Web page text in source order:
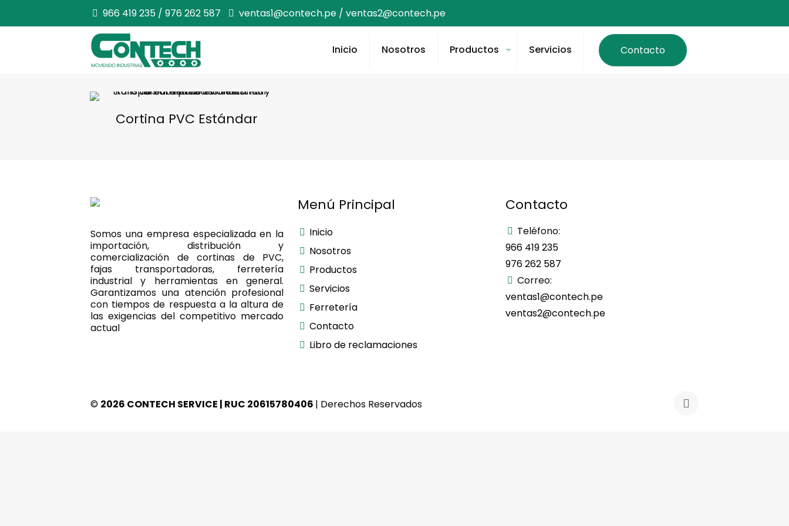
966 419 235 / 976 262 587 ventas1@contech.pe / ventas2@contech.pe
Inicio Nosotros Productos Servicios Contacto
Cortina PVC Estándar
Somos una empresa especializada en la
importación, distribución y
comercialización de cortinas de PVC,
fajas transportadoras, ferretería
industrial y herramientas en general.
Garantizamos una atención profesional
con tiempos de respuesta a la altura de
las exigencias del competitivo mercado
actual
Menú Principal
Inicio
Nosotros
Productos
Servicios
Ferretería
Contacto
Libro de reclamaciones
Contacto
Teléfono:
966 419 235
976 262 587
Correo:
ventas1@contech.pe
ventas2@contech.pe
© 2026 CONTECH SERVICE | RUC 20615780406 | Derechos Reservados